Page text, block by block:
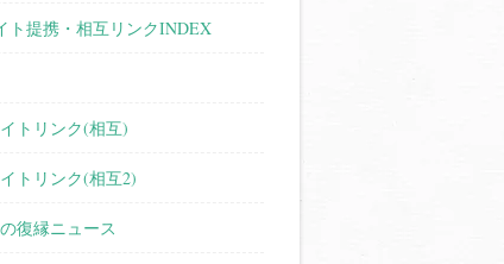
ト提携・相互リンクINDEX
トリンク(相互)
トリンク(相互2)
復縁ニュース